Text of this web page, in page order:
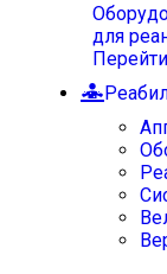
для
Перейти